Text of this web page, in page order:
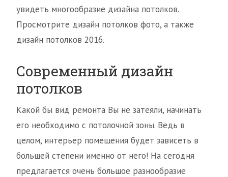
увидеть многообразие дизайна потолков.
Просмотрите дизайн потолков фото, а также
дизайн потолков 2016.
Современный дизайн
потолков
Какой бы вид ремонта Вы не затеяли, начинать
его необходимо с потолочной зоны. Ведь в
целом, интерьер помещения будет зависеть в
большей степени именно от него! На сегодня
предлагается очень большое разнообразие